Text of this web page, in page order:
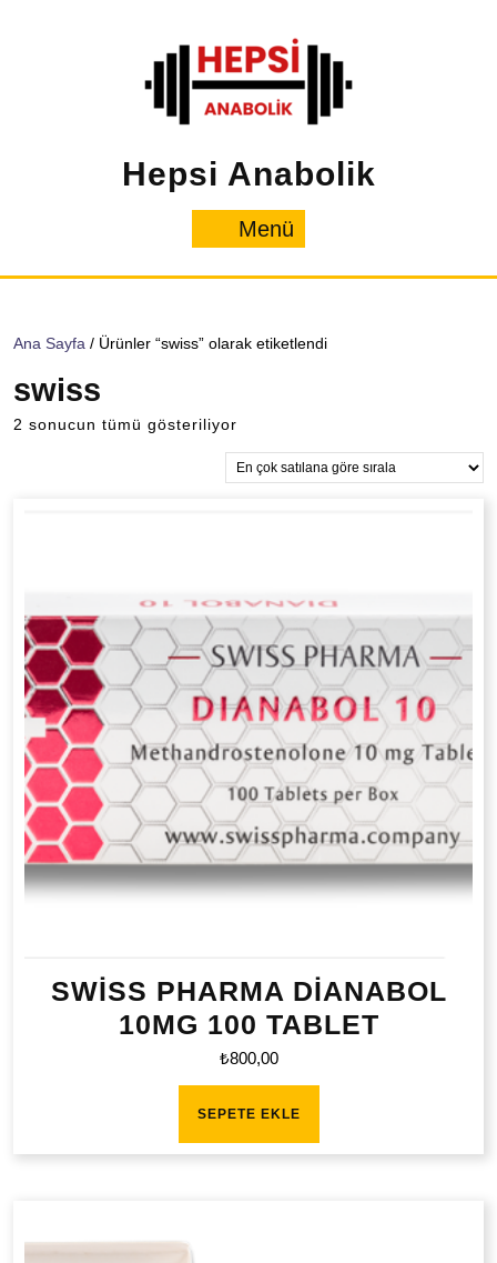
Hepsi Anabolik
Menü
Ana Sayfa / Ürünler “swiss” olarak etiketlendi
swiss
2 sonucun tümü gösteriliyor
sıralandı
SWİSS PHARMA DİANABOL
10MG 100 TABLET
₺800,00
SEPETE EKLE